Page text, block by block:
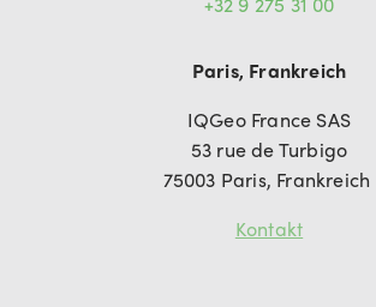
Paris, Frankreich
IQGeo France SAS
53 rue de Turbigo
75003 Paris, Frankreich
Kontakt